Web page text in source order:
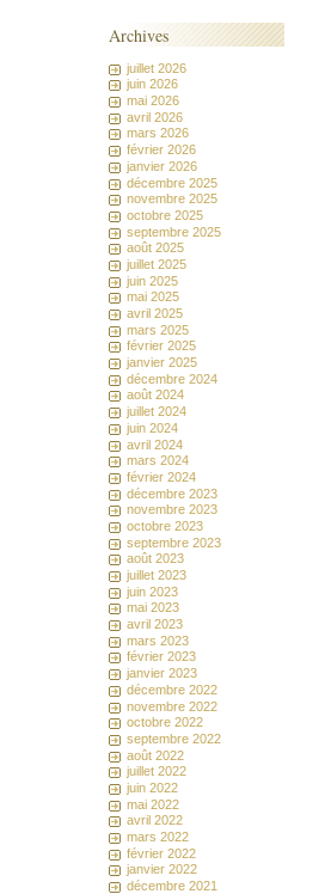
Archives
juillet 2026
juin 2026
mai 2026
avril 2026
mars 2026
février 2026
janvier 2026
décembre 2025
novembre 2025
octobre 2025
septembre 2025
août 2025
juillet 2025
juin 2025
mai 2025
avril 2025
mars 2025
février 2025
janvier 2025
décembre 2024
août 2024
juillet 2024
juin 2024
avril 2024
mars 2024
février 2024
décembre 2023
novembre 2023
octobre 2023
septembre 2023
août 2023
juillet 2023
juin 2023
mai 2023
avril 2023
mars 2023
février 2023
janvier 2023
décembre 2022
novembre 2022
octobre 2022
septembre 2022
août 2022
juillet 2022
juin 2022
mai 2022
avril 2022
mars 2022
février 2022
janvier 2022
décembre 2021